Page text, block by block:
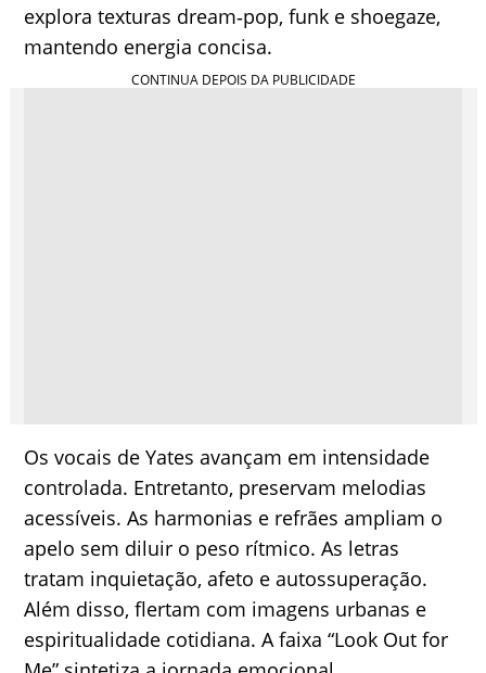
explora texturas dream‑pop, funk e shoegaze,
mantendo energia concisa.
Os vocais de Yates avançam em intensidade
controlada. Entretanto, preservam melodias
acessíveis. As harmonias e refrães ampliam o
apelo sem diluir o peso rítmico. As letras
tratam inquietação, afeto e autossuperação.
Além disso, flertam com imagens urbanas e
espiritualidade cotidiana. A faixa “Look Out for